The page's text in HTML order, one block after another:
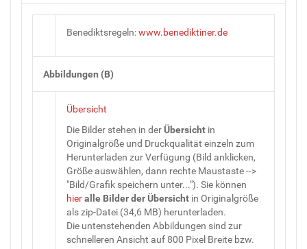
Benediktsregeln:www.benediktiner.de
Abbildungen (B)
Übersicht
Die Bilder stehen in derÜbersicht in
Originalgröße und Druckqualität einzeln zum
Herunterladen zur Verfügung (Bild anklicken,
Größe auswählen, dann rechte Maustaste -->
"Bild/Grafik speichern unter..."). Sie können
hieralle BilderderÜbersicht in Originalgröße
als zip-Datei (34,6 MB) herunterladen.
Die untenstehenden Abbildungen sind zur
schnelleren Ansicht auf 800 Pixel Breite bzw.